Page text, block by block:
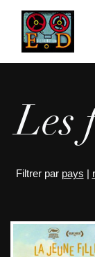
Les
Filtrer par pays |